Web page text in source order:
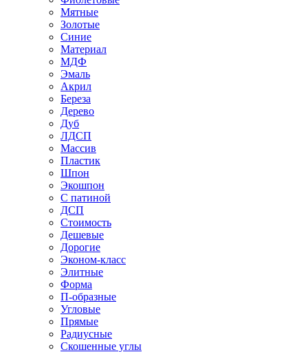
Мятные
Золотые
Синие
Материал
МДФ
Эмаль
Акрил
Береза
Дерево
Дуб
ЛДСП
Массив
Пластик
Шпон
Экошпон
С патиной
ДСП
Стоимость
Дешевые
Дорогие
Эконом-класс
Элитные
Форма
П-образные
Угловые
Прямые
Радиусные
Скошенные углы